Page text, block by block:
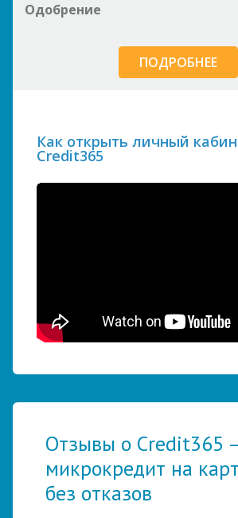
Одобрение
ПОДРОБНЕЕ
Как открыть личный
Credit365
Отзывы о Credit365 –
микрокредит на
без отказов